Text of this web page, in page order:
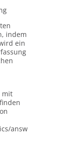
indem
ein
mit
answ